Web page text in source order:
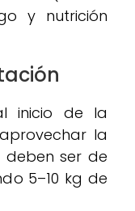
y nutrición
inicio de la
la
deben ser de
5–10 kg de